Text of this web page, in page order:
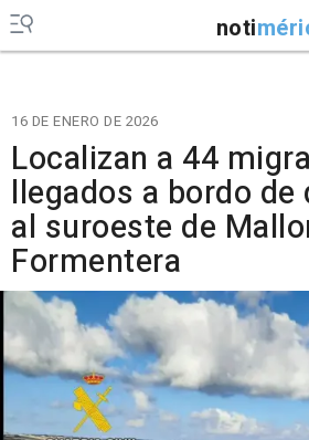
noti
16 DE ENERO DE 2026
Localizan a 44
llegados a bordo de
al suroeste de
Formentera